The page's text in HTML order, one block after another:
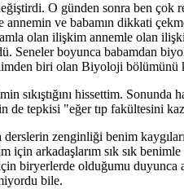
O günden sonra ben
ve babamın dikkati
olan ilişkim annemle olan
Seneler boyunca babamdan
biri olan Biyoloji bölümünü
sıkıştığını hissettim.
tepkisi "eğer tıp fakültesini
derslerin zenginliği benim
için arkadaşlarım sık sık
biryerlerde olduğumu
bile.